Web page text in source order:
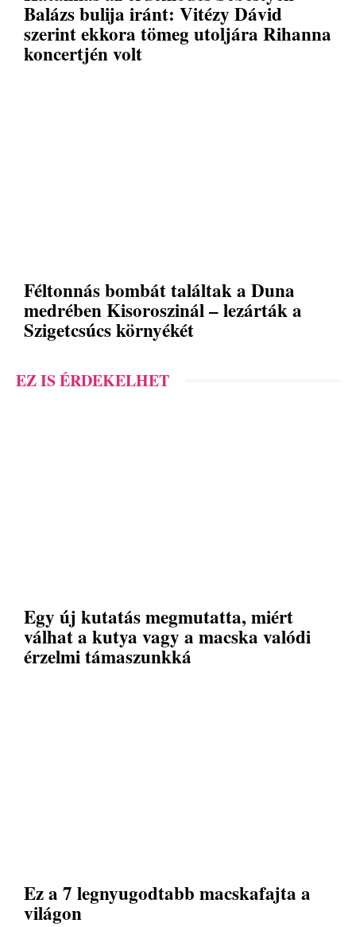
Balázs bulija iránt: Vitézy Dávid
szerint ekkora tömeg utoljára Rihanna
koncertjén volt
Féltonnás bombát találtak a Duna
medrében Kisoroszinál – lezárták a
Szigetcsúcs környékét
EZ IS ÉRDEKELHET
Egy új kutatás megmutatta, miért
válhat a kutya vagy a macska valódi
érzelmi támaszunkká
Ez a 7 legnyugodtabb macskafajta a
világon